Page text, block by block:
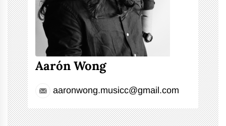
Aarón Wong
aaronwong.musicc@gmail.com